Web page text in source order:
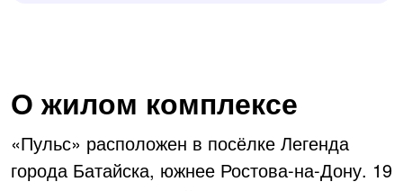
О жилом комплексе
«Пульс» расположен в посёлке Легенда
города Батайска, южнее Ростова-на-Дону. 19